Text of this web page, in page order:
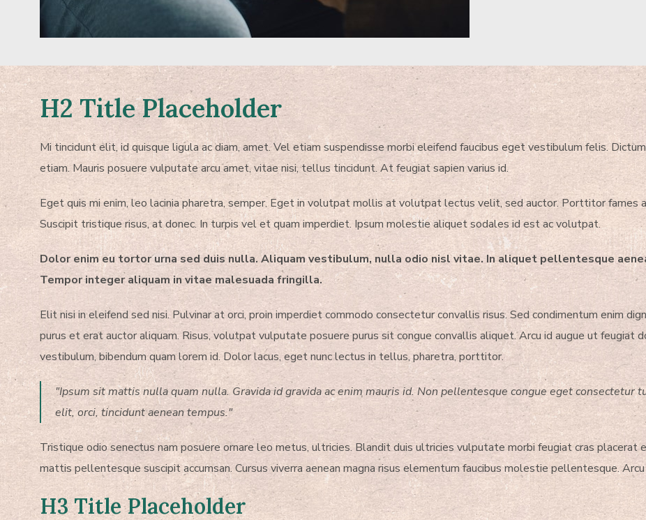
H2 Title Placeholder
Mi tincidunt elit, id quisque ligula ac diam, amet. Vel etiam suspendisse morbi eleifend faucibus eget vestibulum felis.
etiam. Mauris posuere vulputate arcu amet, vitae nisi, tellus tincidunt. At feugiat sapien varius id.
Eget quis mi enim, leo lacinia pharetra, semper. Eget in volutpat mollis at volutpat lectus velit, sed auctor. Porttitor fames
Suscipit tristique risus, at donec. In turpis vel et quam imperdiet. Ipsum molestie aliquet sodales id est ac volutpat.
Dolor enim eu tortor urna sed duis nulla. Aliquam vestibulum, nulla odio nisl vitae. In aliquet pellentesque
Tempor integer aliquam in vitae malesuada fringilla.
Elit nisi in eleifend sed nisi. Pulvinar at orci, proin imperdiet commodo consectetur convallis risus. Sed condimentum enim
purus et erat auctor aliquam. Risus, volutpat vulputate posuere purus sit congue convallis aliquet. Arcu id augue ut feugiat
vestibulum, bibendum quam lorem id. Dolor lacus, eget nunc lectus in tellus, pharetra, porttitor.
"Ipsum sit mattis nulla quam nulla. Gravida id gravida ac enim mauris id. Non pellentesque congue eget consectetur
elit, orci, tincidunt aenean tempus."
Tristique odio senectus nam posuere ornare leo metus, ultricies. Blandit duis ultricies vulputate morbi feugiat cras
mattis pellentesque suscipit accumsan. Cursus viverra aenean magna risus elementum faucibus molestie pellentesque.
H3 Title Placeholder